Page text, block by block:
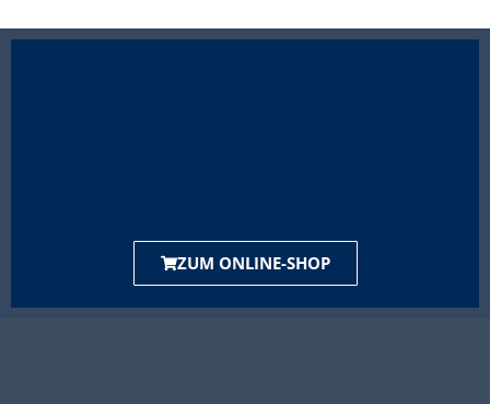
ZUM ONLINE-SHOP